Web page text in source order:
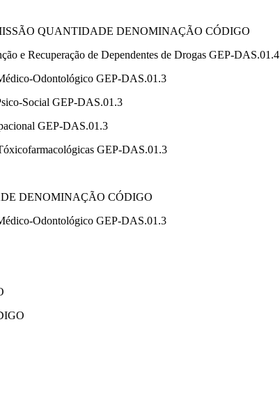
QUANTIDADE DENOMINAÇÃO CÓDIGO
e Recuperação de Dependentes de Drogas GEP-DAS.01.4
Odontológico GEP-DAS.01.3
Social GEP-DAS.01.3
GEP-DAS.01.3
GEP-DAS.01.3
DENOMINAÇÃO CÓDIGO
Odontológico GEP-DAS.01.3